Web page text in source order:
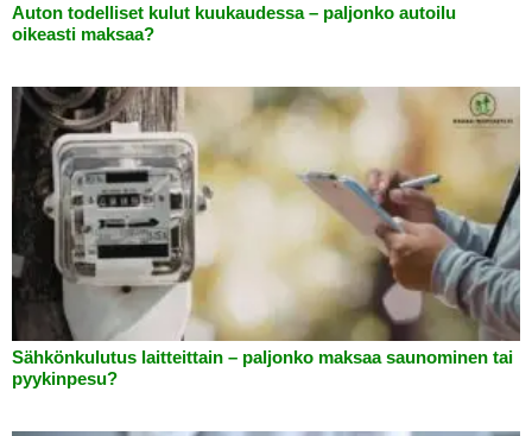
Auton todelliset kulut kuukaudessa – paljonko autoilu
oikeasti maksaa?
Sähkönkulutus laitteittain – paljonko maksaa saunominen tai
pyykinpesu?